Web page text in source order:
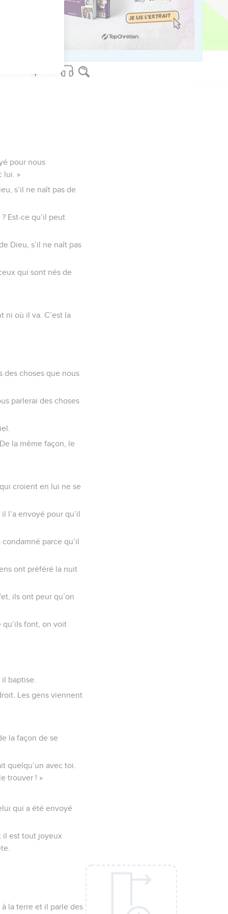
sur www.editionsbiblio.fr
pour nous
lui. »
s’il ne naît pas de
Est-ce qu’il peut
Dieu, s’il ne naît pas
qui sont nés de
ni où il va. C’est la
des choses que nous
parlerai des choses
la même façon, le
croient en lui ne se
l’a envoyé pour qu’il
parce qu’il
ont préféré la nuit
ils ont peur qu’on
font, on voit
baptise.
Les gens viennent
la façon de se
quelqu’un avec toi.
trouver ! »
qui a été envoyé
il est tout joyeux
la terre et il parle des